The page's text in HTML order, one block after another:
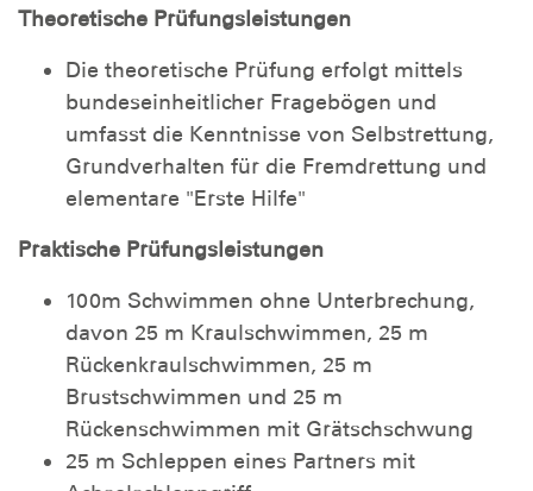
Theoretische Prüfungsleistungen
Die theoretische Prüfung erfolgt mittels
bundeseinheitlicher Fragebögen und
umfasst die Kenntnisse von Selbstrettung,
Grundverhalten für die Fremdrettung und
elementare "Erste Hilfe"
Praktische Prüfungsleistungen
100m Schwimmen ohne Unterbrechung,
davon 25 m Kraulschwimmen, 25 m
Rückenkraulschwimmen, 25 m
Brustschwimmen und 25 m
Rückenschwimmen mit Grätschschwung
25 m Schleppen eines Partners mit